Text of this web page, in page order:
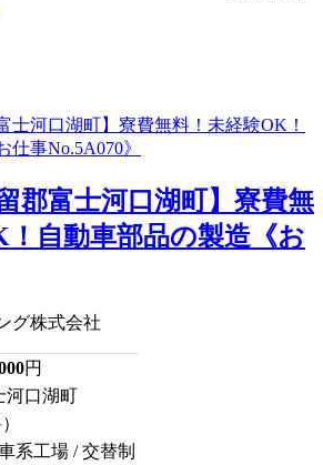
郡富士河口湖町】寮費無
自動車部品の製造《お
グ株式会社
円
河口湖町
系工場 / 交替制